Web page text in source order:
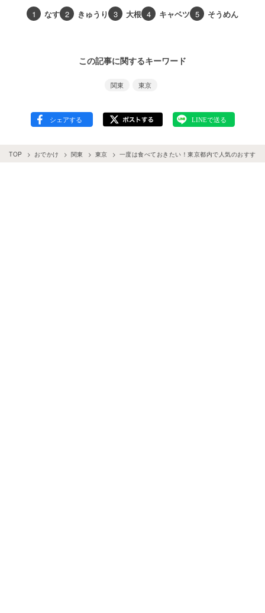
1 なす 2 きゅうり 3 大根 4 キャベツ 5 そうめん
この記事に関するキーワード
関東 東京
TOP おでかけ 関東 東京 一度は食べておきたい！東京都内で人気のおすすめ